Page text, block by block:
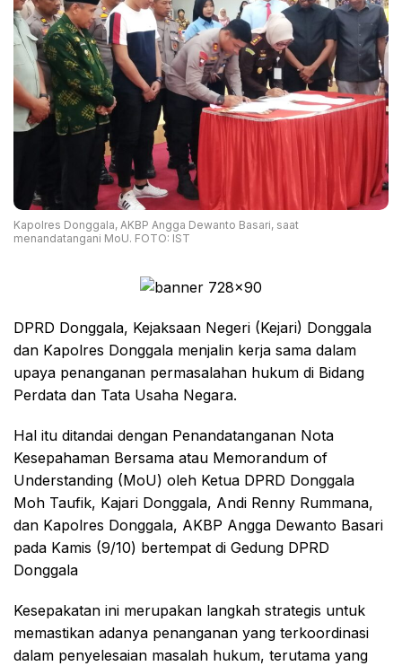
Kapolres Donggala, AKBP Angga Dewanto Basari, saat
menandatangani MoU. FOTO: IST
DPRD Donggala, Kejaksaan Negeri (Kejari) Donggala
dan Kapolres Donggala menjalin kerja sama dalam
upaya penanganan permasalahan hukum di Bidang
Perdata dan Tata Usaha Negara.
Hal itu ditandai dengan Penandatanganan Nota
Kesepahaman Bersama atau Memorandum of
Understanding (MoU) oleh Ketua DPRD Donggala
Moh Taufik, Kajari Donggala, Andi Renny Rummana,
dan Kapolres Donggala, AKBP Angga Dewanto Basari
pada Kamis (9/10) bertempat di Gedung DPRD
Donggala
Kesepakatan ini merupakan langkah strategis untuk
memastikan adanya penanganan yang terkoordinasi
dalam penyelesaian masalah hukum, terutama yang